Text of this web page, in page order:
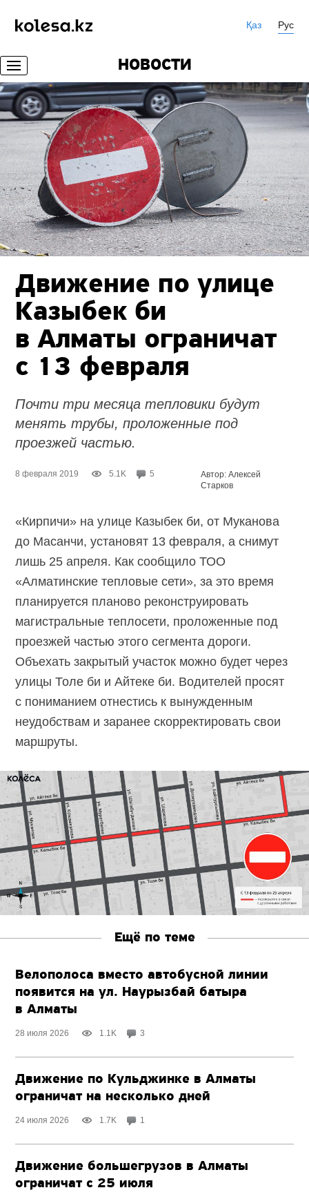
Қаз Рус
НОВОСТИ
Движение по улице
Казыбек би
в Алматы ограничат
с 13 февраля
Почти три месяца тепловики будут
менять трубы, проложенные под
проезжей частью.
8 февраля 2019 5.1K 5
Автор: Алексей
Старков
«Кирпичи» на улице Казыбек би, от Муканова
до Масанчи, установят 13 февраля, а снимут
лишь 25 апреля. Как сообщило ТОО
«Алматинские тепловые сети», за это время
планируется планово реконструировать
магистральные теплосети, проложенные под
проезжей частью этого сегмента дороги.
Объехать закрытый участок можно будет через
улицы Толе би и Айтеке би. Водителей просят
с пониманием отнестись к вынужденным
неудобствам и заранее скорректировать свои
маршруты.
Ещё по теме
Велополоса вместо автобусной линии
появится на ул. Наурызбай батыра
в Алматы
28 июля 2026 1.1K 3
Движение по Кульджинке в Алматы
ограничат на несколько дней
24 июля 2026 1.7K 1
Движение большегрузов в Алматы
ограничат с 25 июля